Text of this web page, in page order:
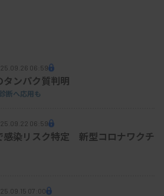
06:59
タンパク質判明
断へ応用も
06:59
感染リスク特定 新型コロナワクチ
07:00